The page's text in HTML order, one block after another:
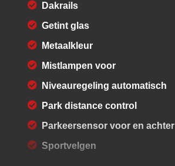
Dakrails
Getint glas
Metaalkleur
Mistlampen voor
Niveauregeling automatisch
Park distance control
Parkeersensor voor en achter
Sportvelgen